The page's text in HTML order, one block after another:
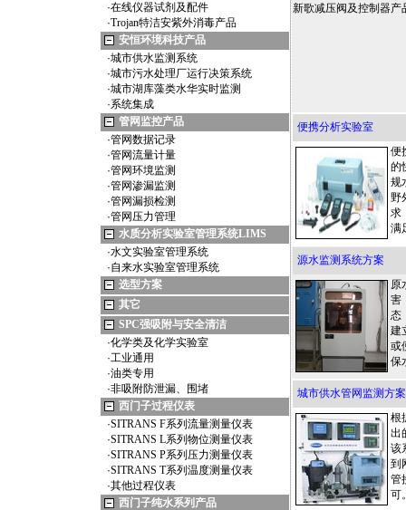
·在线仪器试剂及配件
·Trojan特洁安紫外消毒产品
安恒环境科技产品
·城市供水监测系统
·城市污水处理厂运行决策系统
·城市湖库藻类水华实时监测
·系统集成
管网监控产品
·管网数据记录
·管网流量计量
·管网环境监测
·管网渗漏监测
·管网漏损检测
·管网压力管理
水质分析实验室管理系统LIMS
·水文实验室管理系统
·自来水实验室管理系统
选型方案
其它
SPC强吸附与安全清洁
·化学类及化学实验室
·工业通用
·油类专用
·非吸附防泄漏、围堵
西门子过程仪表
·SITRANS F系列流量测量仪表
·SITRANS L系列物位测量仪表
·SITRANS P系列压力测量仪表
·SITRANS T系列温度测量仪表
·其他过程仪表
西门子纯水系列产品
新歌减压阀及控制器产
便携分析实验室
便
的
规
野
求
满
源水监测系统方案
原
害
态
建
或
保
城市供水管网监测方案
根
出
该
到
管
可